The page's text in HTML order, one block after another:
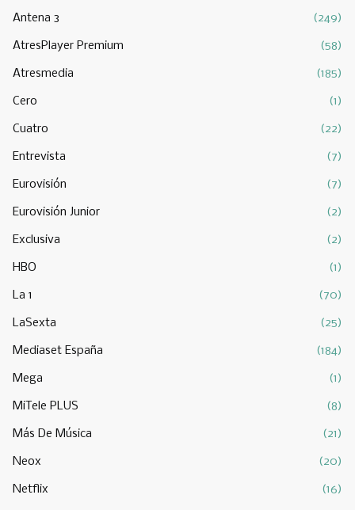
Antena 3 (249)
AtresPlayer Premium (58)
Atresmedia (185)
Cero (1)
Cuatro (22)
Entrevista (7)
Eurovisión (7)
Eurovisión Junior (2)
Exclusiva (2)
HBO (1)
La 1 (70)
LaSexta (25)
Mediaset España (184)
Mega (1)
MiTele PLUS (8)
Más De Música (21)
Neox (20)
Netflix (16)